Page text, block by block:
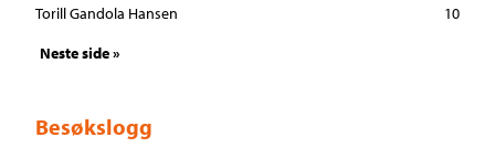
Torill Gandola Hansen
10
Neste side »
Besøkslogg